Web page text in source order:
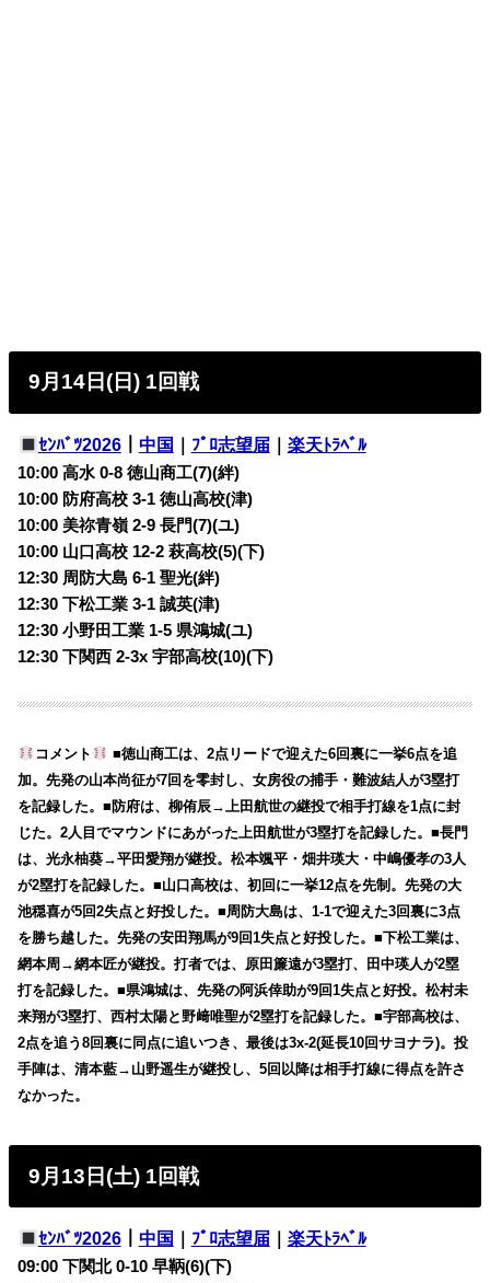
9月14日(日) 1回戦
ｾﾝﾊﾞﾂ2026｜ 中国 ﾌﾟﾛ志望届｜ 楽天ﾄﾗﾍﾞﾙ
10:00 高水 0-8 徳山商工(7)(絆)
10:00 防府高校 3-1 徳山高校(津)
10:00 美祢青嶺 2-9 長門(7)(ユ)
10:00 山口高校 12-2 萩高校(5)(下)
12:30 周防大島 6-1 聖光(絆)
12:30 下松工業 3-1 誠英(津)
12:30 小野田工業 1-5 県鴻城(ユ)
12:30 下関西 2-3x 宇部高校(10)(下)
コメント
■徳山商工は、2点リードで迎えた6回裏に一挙6点を追
加。先発の山本尚征が7回を零封し、女房役の捕手・難波結人が3塁打
を記録した。■防府は、柳侑辰→上田航世の継投で相手打線を1点に封
じた。2人目でマウンドにあがった上田航世が3塁打を記録した。■長門
は、光永柚葵→平田愛翔が継投。松本颯平・畑井瑛大・中嶋優孝の3人
が2塁打を記録した。■山口高校は、初回に一挙12点を先制。先発の大
池穏喜が5回2失点と好投した。■周防大島は、1-1で迎えた3回裏に3点
を勝ち越した。先発の安田翔馬が9回1失点と好投した。■下松工業は、
網本周→網本匠が継投。打者では、原田簾遠が3塁打、田中瑛人が2塁
打を記録した。■県鴻城は、先発の阿浜倖助が9回1失点と好投。松村未
来翔が3塁打、西村太陽と野﨑唯聖が2塁打を記録した。■宇部高校は、
2点を追う8回裏に同点に追いつき、最後は3x-2(延長10回サヨナラ)。投
手陣は、清本藍→山野遥生が継投し、5回以降は相手打線に得点を許さ
なかった。
9月13日(土) 1回戦
ｾﾝﾊﾞﾂ2026｜ 中国 ﾌﾟﾛ志望届｜ 楽天ﾄﾗﾍﾞﾙ
09:00 下関北 0-10 早鞆(6)(下)